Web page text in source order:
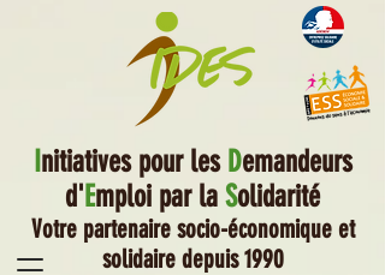
nitiatives pour les Demandeurs
d' Emploi par la Solidarité
Votre partenaire socio-économique et
solidaire depuis 1990